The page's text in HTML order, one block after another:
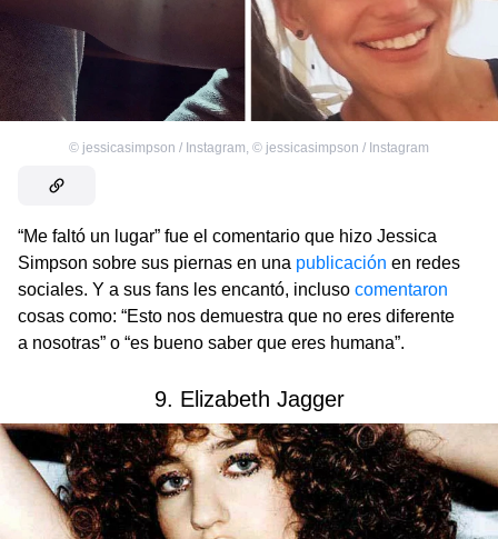
© jessicasimpson / Instagram, © jessicasimpson / Instagram
“Me faltó un lugar” fue el comentario que hizo Jessica
Simpson sobre sus piernas en una publicación en redes
sociales. Y a sus fans les encantó, incluso comentaron
cosas como: “Esto nos demuestra que no eres diferente
a nosotras” o “es bueno saber que eres humana”.
9. Elizabeth Jagger